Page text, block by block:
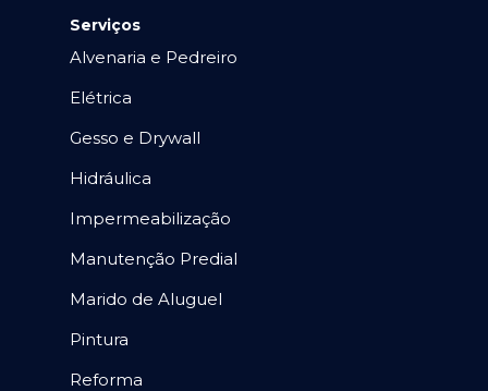
Serviços
Alvenaria e Pedreiro
Elétrica
Gesso e Drywall
Hidráulica
Impermeabilização
Manutenção Predial
Marido de Aluguel
Pintura
Reforma